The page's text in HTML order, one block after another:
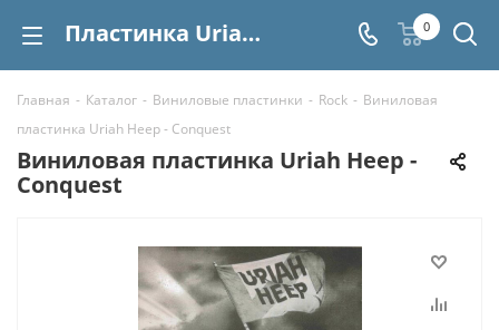
Пластинка Uriah Heep - Conquest купить | Интернет-магазин СтереоВинил 0
Главная - Каталог - Виниловые пластинки - Rock - Виниловая
пластинка Uriah Heep - Conquest
Виниловая пластинка Uriah Heep -
Conquest